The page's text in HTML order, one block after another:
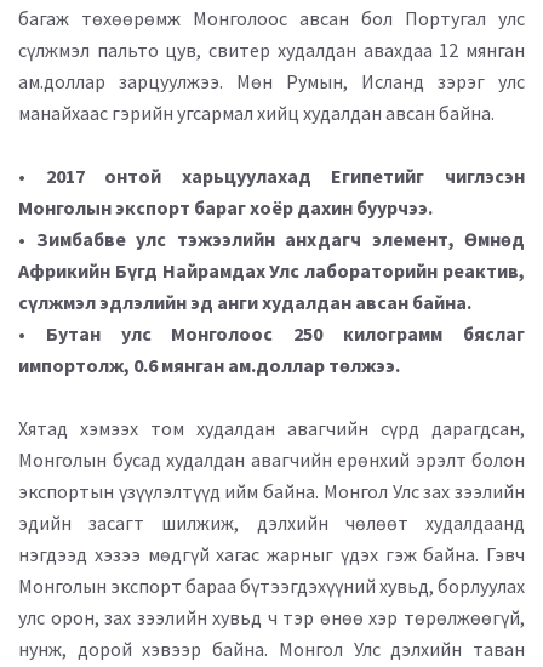
багаж төхөөрөмж Монголоос авсан бол Португал улс
сүлжмэл пальто цув, свитер худалдан авахдаа 12 мянган
ам.доллар зарцуулжээ. Мөн Румын, Исланд зэрэг улс
манайхаас гэрийн угсармал хийц худалдан авсан байна.
• 2017 онтой харьцуулахад Египетийг чиглэсэн
Монголын экспорт бараг хоёр дахин буурчээ.
• Зимбабве улс тэжээлийн анхдагч элемент, Өмнөд
Африкийн Бүгд Найрамдах Улс лабораторийн реактив,
сүлжмэл эдлэлийн эд анги худалдан авсан байна.
• Бутан улс Монголоос 250 килограмм бяслаг
импортолж, 0.6 мянган ам.доллар төлжээ.
Хятад хэмээх том худалдан авагчийн сүрд дарагдсан,
Монголын бусад худалдан авагчийн ерөнхий эрэлт болон
экспортын үзүүлэлтүүд ийм байна. Монгол Улс зах зээлийн
эдийн засагт шилжиж, дэлхийн чөлөөт худалдаанд
нэгдээд хэзээ мөдгүй хагас жарныг үдэх гэж байна. Гэвч
Монголын экспорт бараа бүтээгдэхүүний хувьд, борлуулах
улс орон, зах зээлийн хувьд ч тэр өнөө хэр төрөлжөөгүй,
нунж, дорой хэвээр байна. Монгол Улс дэлхийн таван